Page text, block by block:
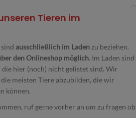
Tieren im
ausschließlich im Laden zu beziehen.
den Onlineshop möglich. Im Laden sind
hier (noch) nicht gelistet sind. Wir
meisten Tiere abzubilden, die wir
können.
ruf gerne vorher an um zu fragen ob